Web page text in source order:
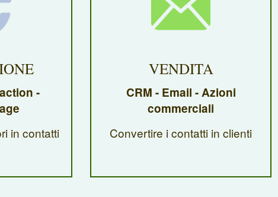
-
in contatti
VENDITA
CRM - Email - Azioni
commerciali
Convertire i contatti in clienti